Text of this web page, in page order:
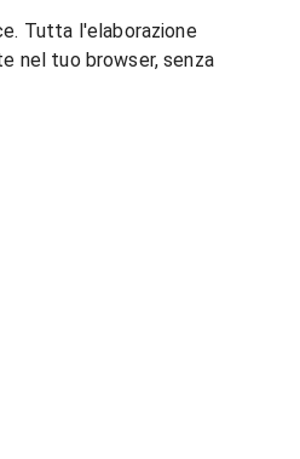
Tutta l'elaborazione
nel tuo browser, senza